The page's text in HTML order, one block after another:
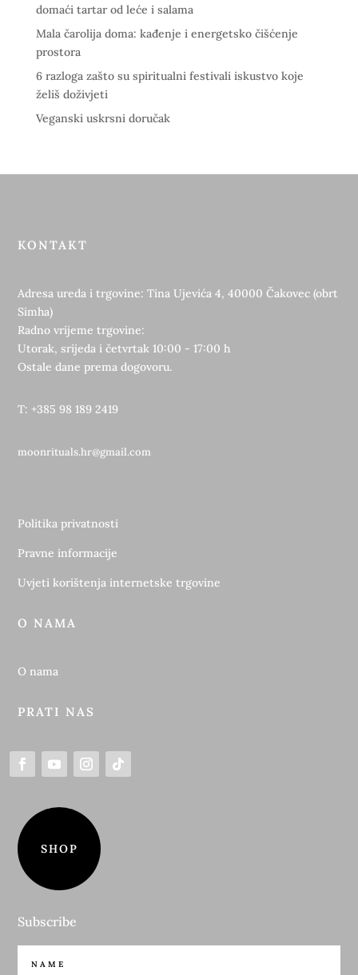
domaći tartar od leće i salama
Mala čarolija doma: kađenje i energetsko čišćenje
prostora
6 razloga zašto su spiritualni festivali iskustvo koje
želiš doživjeti
Veganski uskrsni doručak
KONTAKT
Adresa ureda i trgovine: Tina Ujevića 4, 40000 Čakovec (obrt
Simha)
Radno vrijeme trgovine:
Utorak, srijeda i četvrtak 10:00 - 17:00 h
Ostale dane prema dogovoru.
T: +385 98 189 2419
moonrituals.hr@gmail.com
Politika privatnosti
Pravne informacije
Uvjeti korištenja internetske trgovine
O NAMA
O nama
PRATI NAS
SHOP
Subscribe